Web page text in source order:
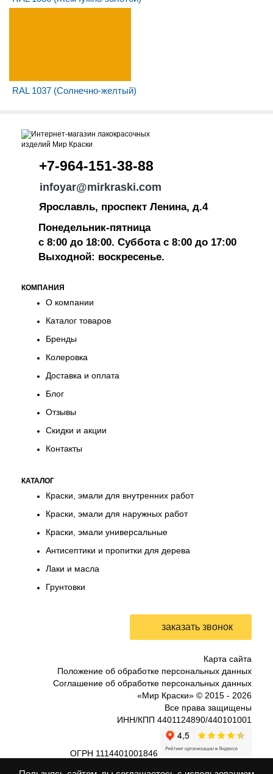
RAL 1037 (Солнечно-желтый)
+7-964-151-38-88
infoyar@mirkraski.com
Ярославль, проспект Ленина, д.4
Понедельник-пятница
с 8:00 до 18:00. Суббота с 8:00 до 17:00
Выходной: воскресенье.
КОМПАНИЯ
О компании
Каталог товаров
Бренды
Колеровка
Доставка и оплата
Блог
Отзывы
Скидки и акции
Контакты
КАТАЛОГ
Краски, эмали для внутренних работ
Краски, эмали для наружных работ
Краски, эмали универсальные
Антисептики и пропитки для дерева
Лаки и масла
Грунтовки
Карта сайта
Положение об обработке персональных данных
Соглашение об обработке персональных данных
«Мир Краски» © 2015 - 2026
Все права защищены
ИНН/КПП 4401124890/440101001
ОГРН 1114401001846